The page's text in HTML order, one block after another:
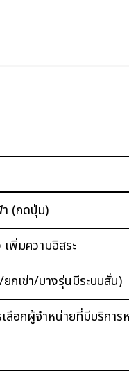
(กดปุ่ม)
พิ่มความอิสระ
กเข่า/บางรุ่นมีระบบสั่น)
ลือกผู้จำหน่ายที่มีบริการ